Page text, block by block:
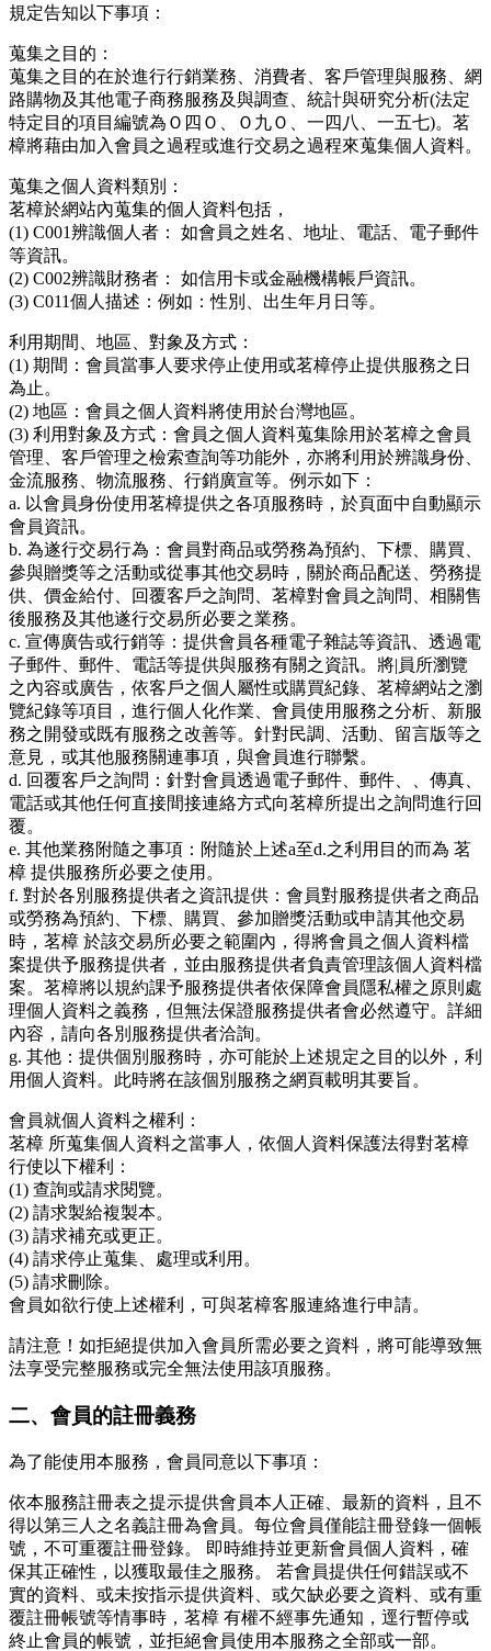
規定告知以下事項：
蒐集之目的：
蒐集之目的在於進行行銷業務、消費者、客戶管理與服務、網
路購物及其他電子商務服務及與調查、統計與研究分析(法定
特定目的項目編號為Ｏ四Ｏ、Ｏ九Ｏ、一四八、一五七)。茗
樟將藉由加入會員之過程或進行交易之過程來蒐集個人資料。
蒐集之個人資料類別：
茗樟於網站內蒐集的個人資料包括，
(1) C001辨識個人者： 如會員之姓名、地址、電話、電子郵件
等資訊。
(2) C002辨識財務者： 如信用卡或金融機構帳戶資訊。
(3) C011個人描述：例如：性別、出生年月日等。
利用期間、地區、對象及方式：
(1) 期間：會員當事人要求停止使用或茗樟停止提供服務之日
為止。
(2) 地區：會員之個人資料將使用於台灣地區。
(3) 利用對象及方式：會員之個人資料蒐集除用於茗樟之會員
管理、客戶管理之檢索查詢等功能外，亦將利用於辨識身份、
金流服務、物流服務、行銷廣宣等。例示如下：
a. 以會員身份使用茗樟提供之各項服務時，於頁面中自動顯示
會員資訊。
b. 為遂行交易行為：會員對商品或勞務為預約、下標、購買、
參與贈獎等之活動或從事其他交易時，關於商品配送、勞務提
供、價金給付、回覆客戶之詢問、茗樟對會員之詢問、相關售
後服務及其他遂行交易所必要之業務。
c. 宣傳廣告或行銷等：提供會員各種電子雜誌等資訊、透過電
子郵件、郵件、電話等提供與服務有關之資訊。將|員所瀏覽
之內容或廣告，依客戶之個人屬性或購買紀錄、茗樟網站之瀏
覽紀錄等項目，進行個人化作業、會員使用服務之分析、新服
務之開發或既有服務之改善等。針對民調、活動、留言版等之
意見，或其他服務關連事項，與會員進行聯繫。
d. 回覆客戶之詢問：針對會員透過電子郵件、郵件、、傳真、
電話或其他任何直接間接連絡方式向茗樟所提出之詢問進行回
覆。
e. 其他業務附隨之事項：附隨於上述a至d.之利用目的而為 茗
樟 提供服務所必要之使用。
f. 對於各別服務提供者之資訊提供：會員對服務提供者之商品
或勞務為預約、下標、購買、參加贈獎活動或申請其他交易
時，茗樟 於該交易所必要之範圍內，得將會員之個人資料檔
案提供予服務提供者，並由服務提供者負責管理該個人資料檔
案。茗樟將以規約課予服務提供者依保障會員隱私權之原則處
理個人資料之義務，但無法保證服務提供者會必然遵守。詳細
內容，請向各別服務提供者洽詢。
g. 其他：提供個別服務時，亦可能於上述規定之目的以外，利
用個人資料。此時將在該個別服務之網頁載明其要旨。
會員就個人資料之權利：
茗樟 所蒐集個人資料之當事人，依個人資料保護法得對茗樟
行使以下權利：
(1) 查詢或請求閱覽。
(2) 請求製給複製本。
(3) 請求補充或更正。
(4) 請求停止蒐集、處理或利用。
(5) 請求刪除。
會員如欲行使上述權利，可與茗樟客服連絡進行申請。
請注意！如拒絕提供加入會員所需必要之資料，將可能導致無
法享受完整服務或完全無法使用該項服務。
二、會員的註冊義務
為了能使用本服務，會員同意以下事項：
依本服務註冊表之提示提供會員本人正確、最新的資料，且不
得以第三人之名義註冊為會員。每位會員僅能註冊登錄一個帳
號，不可重覆註冊登錄。 即時維持並更新會員個人資料，確
保其正確性，以獲取最佳之服務。 若會員提供任何錯誤或不
實的資料、或未按指示提供資料、或欠缺必要之資料、或有重
覆註冊帳號等情事時，茗樟 有權不經事先通知，逕行暫停或
終止會員的帳號，並拒絕會員使用本服務之全部或一部。